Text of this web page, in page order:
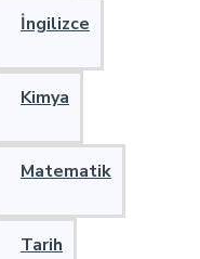
İngilizce
Kimya
Matematik
Tarih